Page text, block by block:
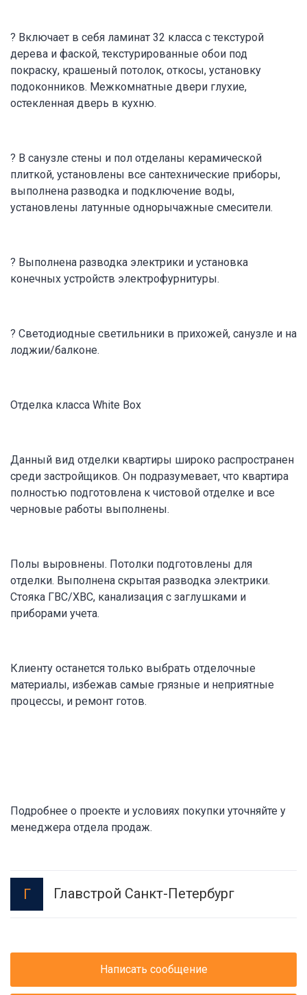
? Включает в себя ламинат 32 класса с текстурой
дерева и фаской, текстурированные обои под
покраску, крашеный потолок, откосы, установку
подоконников. Межкомнатные двери глухие,
остекленная дверь в кухню.
? В санузле стены и пол отделаны керамической
плиткой, установлены все сантехнические приборы,
выполнена разводка и подключение воды,
установлены латунные однорычажные смесители.
? Выполнена разводка электрики и установка
конечных устройств электрофурнитуры.
? Светодиодные светильники в прихожей, санузле и на
лоджии/балконе.
Отделка класса White Box
Данный вид отделки квартиры широко распространен
среди застройщиков. Он подразумевает, что квартира
полностью подготовлена к чистовой отделке и все
черновые работы выполнены.
Полы выровнены. Потолки подготовлены для
отделки. Выполнена скрытая разводка электрики.
Стояка ГВС/ХВС, канализация с заглушками и
приборами учета.
Клиенту останется только выбрать отделочные
материалы, избежав самые грязные и неприятные
процессы, и ремонт готов.
Подробнее о проекте и условиях покупки уточняйте у
менеджера отдела продаж.
Г Главстрой Санкт-Петербург
Написать сообщение